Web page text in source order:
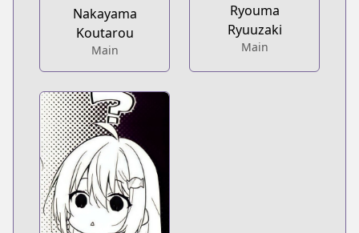
Nakayama
Koutarou
Main
Ryouma
Ryuuzaki
Main